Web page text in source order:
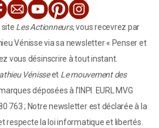
site Les Actionneurs, vous recevrez par
Vénisse via sa newsletter « Penser et
vous désinscrire à tout instant.
Vénisseet Le mouvement des
déposées à l'INPI. EURL MVG
763 ; Notre newsletter est déclarée à la
respecte la loi informatique et libertés.